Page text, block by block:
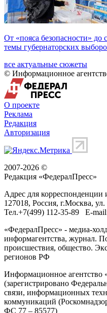
От «пояса безопасности»
темы губернаторских
все актуальные сюжеты
© Информационное
О проекте
Реклама
Редакция
Авторизация
2007-2026 ©
Редакция «ФедералПресс»
Адрес для корреспонденции
127018, Россия, г.Москва, ул.
Тел.+7(499) 112-35-89 E-
«ФедералПресс» - медиа-
информагентства, журнал.
происшествия, общество.
регионов РФ
Информационное агентство
(зарегистрировано
связи, информационных
коммуникаций
ФС 77 – 85577)